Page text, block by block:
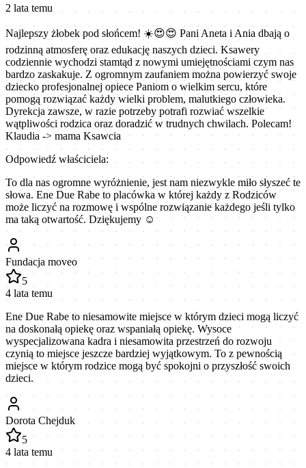
2 lata temu
Najlepszy żłobek pod słońcem! ☀️😍😍 Pani Aneta i Ania dbają o
rodzinną atmosferę oraz edukację naszych dzieci. Ksawery
codziennie wychodzi stamtąd z nowymi umiejętnościami czym nas
bardzo zaskakuje. Z ogromnym zaufaniem można powierzyć swoje
dziecko profesjonalnej opiece Paniom o wielkim sercu, które
pomogą rozwiązać każdy wielki problem, malutkiego człowieka.
Dyrekcja zawsze, w razie potrzeby potrafi rozwiać wszelkie
wątpliwości rodzica oraz doradzić w trudnych chwilach. Polecam!
Klaudia -> mama Ksawcia
Odpowiedź właściciela:
To dla nas ogromne wyróżnienie, jest nam niezwykle miło słyszeć te
słowa. Ene Due Rabe to placówka w której każdy z Rodziców
może liczyć na rozmowę i wspólne rozwiązanie każdego jeśli tylko
ma taką otwartość. Dziękujemy ☺️
Fundacja moveo
5
4 lata temu
Ene Due Rabe to niesamowite miejsce w którym dzieci mogą liczyć
na doskonałą opiekę oraz wspaniałą opiekę. Wysoce
wyspecjalizowana kadra i niesamowita przestrzeń do rozwoju
czynią to miejsce jeszcze bardziej wyjątkowym. To z pewnością
miejsce w którym rodzice mogą być spokojni o przyszłość swoich
dzieci.
Dorota Chejduk
5
4 lata temu